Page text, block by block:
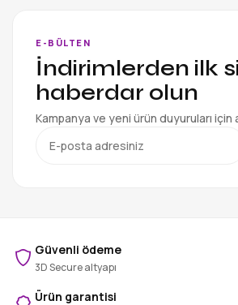
E-BÜLTEN
İndirimlerden ilk
haberdar olun
Kampanya ve yeni ürün duyuruları için
Güvenli ödeme
3D Secure altyapı
Ürün garantisi